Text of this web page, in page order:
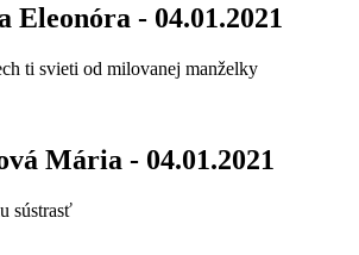
Eleonóra - 04.01.2021
ti svieti od milovanej manželky
Mária - 04.01.2021
sústrasť